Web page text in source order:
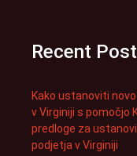
Recent
Kako ustanoviti
v Virginiji s pomočjo
predloge za
podjetja v Virginiji